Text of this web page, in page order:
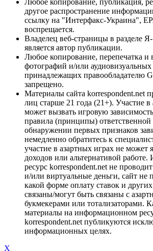
другое распространение
ссылку на "Интерфакс-Украина",
воспрещается.
Владелец веб-страницы в разделе
является автор публикации.
Любое копирование, перепечатка и
фотографий и/или аудиовизуальных
принадлежащих правообладателю
запрещено.
Материалы сайта korrespondent.net
лиц старше 21 года (21+). Участие в
может вызвать игровую
правила (принципы)
обнаружении первых признаков
немедленно обратитесь к
участие в азартных играх не может
доходов или альтернативой
ресурс korrespondent.net не
и/или виртуальные деньги, сайт не
какой форме оплату ставок и
связаны/могут быть связаны с
букмекерами или тотализаторами.
материалы на информационном
korrespondent.net публикуются
информационных целях.
X